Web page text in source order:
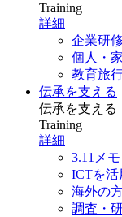
Training
詳細
企業研
個人・
教育旅
伝承を支える
伝承を支える
Training
詳細
3.11メ
ICTを活
海外の
調査・